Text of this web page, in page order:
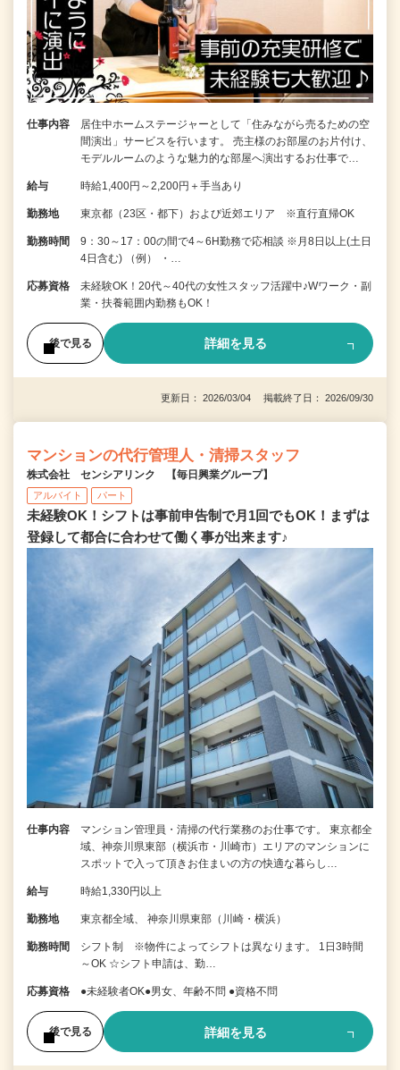
仕事内容
居住中ホームステージャーとして「住みながら売るための空
間演出」サービスを行います。 売主様のお部屋のお片付け、
モデルルームのような魅力的な部屋へ演出するお仕事で…
給与 時給1,400円～2,200円＋手当あり
勤務地 東京都（23区・都下）および近郊エリア ※直行直帰OK
勤務時間
9：30～17：00の間で4～6H勤務で応相談 ※月8日以上(土日
4日含む) （例） ・…
応募資格
未経験OK！20代～40代の女性スタッフ活躍中♪Wワーク・副
業・扶養範囲内勤務もOK！
後で見る 詳細を見る
更新日： 2026/03/04 掲載終了日： 2026/09/30
マンションの代行管理人・清掃スタッフ
株式会社 センシアリンク 【毎日興業グループ】
アルバイト パート
未経験OK！シフトは事前申告制で月1回でもOK！まずは
登録して都合に合わせて働く事が出来ます♪
仕事内容
マンション管理員・清掃の代行業務のお仕事です。 東京都全
域、神奈川県東部（横浜市・川崎市）エリアのマンションに
スポットで入って頂きお住まいの方の快適な暮らし…
給与 時給1,330円以上
勤務地 東京都全域、 神奈川県東部（川崎・横浜）
勤務時間
シフト制 ※物件によってシフトは異なります。 1日3時間
～OK ☆シフト申請は、勤…
応募資格 ●未経験者OK●男女、年齢不問 ●資格不問
後で見る 詳細を見る